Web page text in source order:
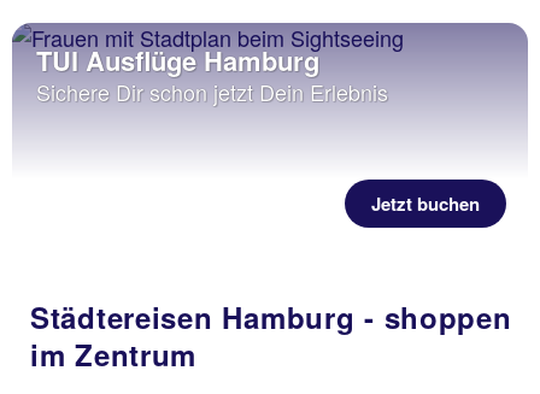
TUI Ausflüge Hamburg
Sichere Dir schon jetzt Dein Erlebnis
Jetzt buchen
Städtereisen Hamburg - shoppen
im Zentrum